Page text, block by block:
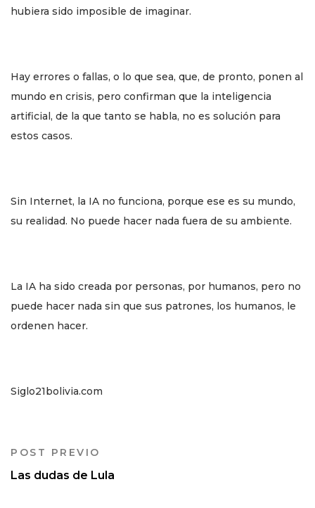
hubiera sido imposible de imaginar.
Hay errores o fallas, o lo que sea, que, de pronto, ponen al
mundo en crisis, pero confirman que la inteligencia
artificial, de la que tanto se habla, no es solución para
estos casos.
Sin Internet, la IA no funciona, porque ese es su mundo,
su realidad. No puede hacer nada fuera de su ambiente.
La IA ha sido creada por personas, por humanos, pero no
puede hacer nada sin que sus patrones, los humanos, le
ordenen hacer.
Siglo21bolivia.com
POST PREVIO
Las dudas de Lula